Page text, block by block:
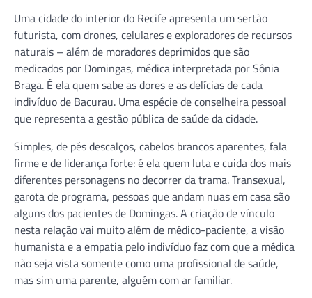
Uma cidade do interior do Recife apresenta um sertão
futurista, com drones, celulares e exploradores de recursos
naturais – além de moradores deprimidos que são
medicados por Domingas, médica interpretada por Sônia
Braga. É ela quem sabe as dores e as delícias de cada
indivíduo de Bacurau. Uma espécie de conselheira pessoal
que representa a gestão pública de saúde da cidade.
Simples, de pés descalços, cabelos brancos aparentes, fala
firme e de liderança forte: é ela quem luta e cuida dos mais
diferentes personagens no decorrer da trama. Transexual,
garota de programa, pessoas que andam nuas em casa são
alguns dos pacientes de Domingas. A criação de vínculo
nesta relação vai muito além de médico-paciente, a visão
humanista e a empatia pelo indivíduo faz com que a médica
não seja vista somente como uma profissional de saúde,
mas sim uma parente, alguém com ar familiar.